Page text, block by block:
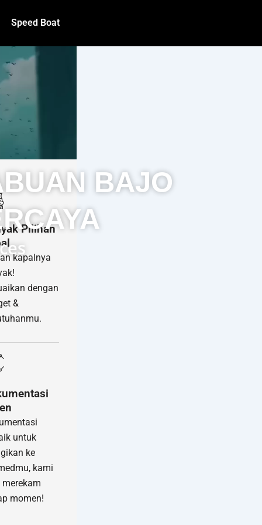
Speed Boat
BAJO
Pilihan
kapalnya
dengan
&
untuk
ke
kami
momen!